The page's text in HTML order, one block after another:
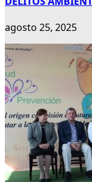
agosto 25, 2025